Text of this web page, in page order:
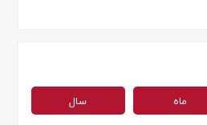
ماه سال